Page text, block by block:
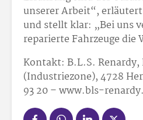
unserer Arbeit“,
und stellt klar: „Bei uns
reparierte Fahrzeuge die
Kontakt: B.L.S. Renardy,
(Industriezone), 4728
93 20 – www.bls-